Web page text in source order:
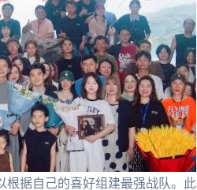
根据自己的喜好组建最强战队。此